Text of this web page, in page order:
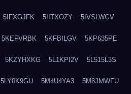
5IFXGJFK 5IITXOZY 5IVSLWGV
5KEFVRBK 5KFBILGV 5KP635PE
5KZYHXKG 5L1KPI2V 5L515L3S
5LY0K9GU 5M4U4YA3 5M8JMWFU